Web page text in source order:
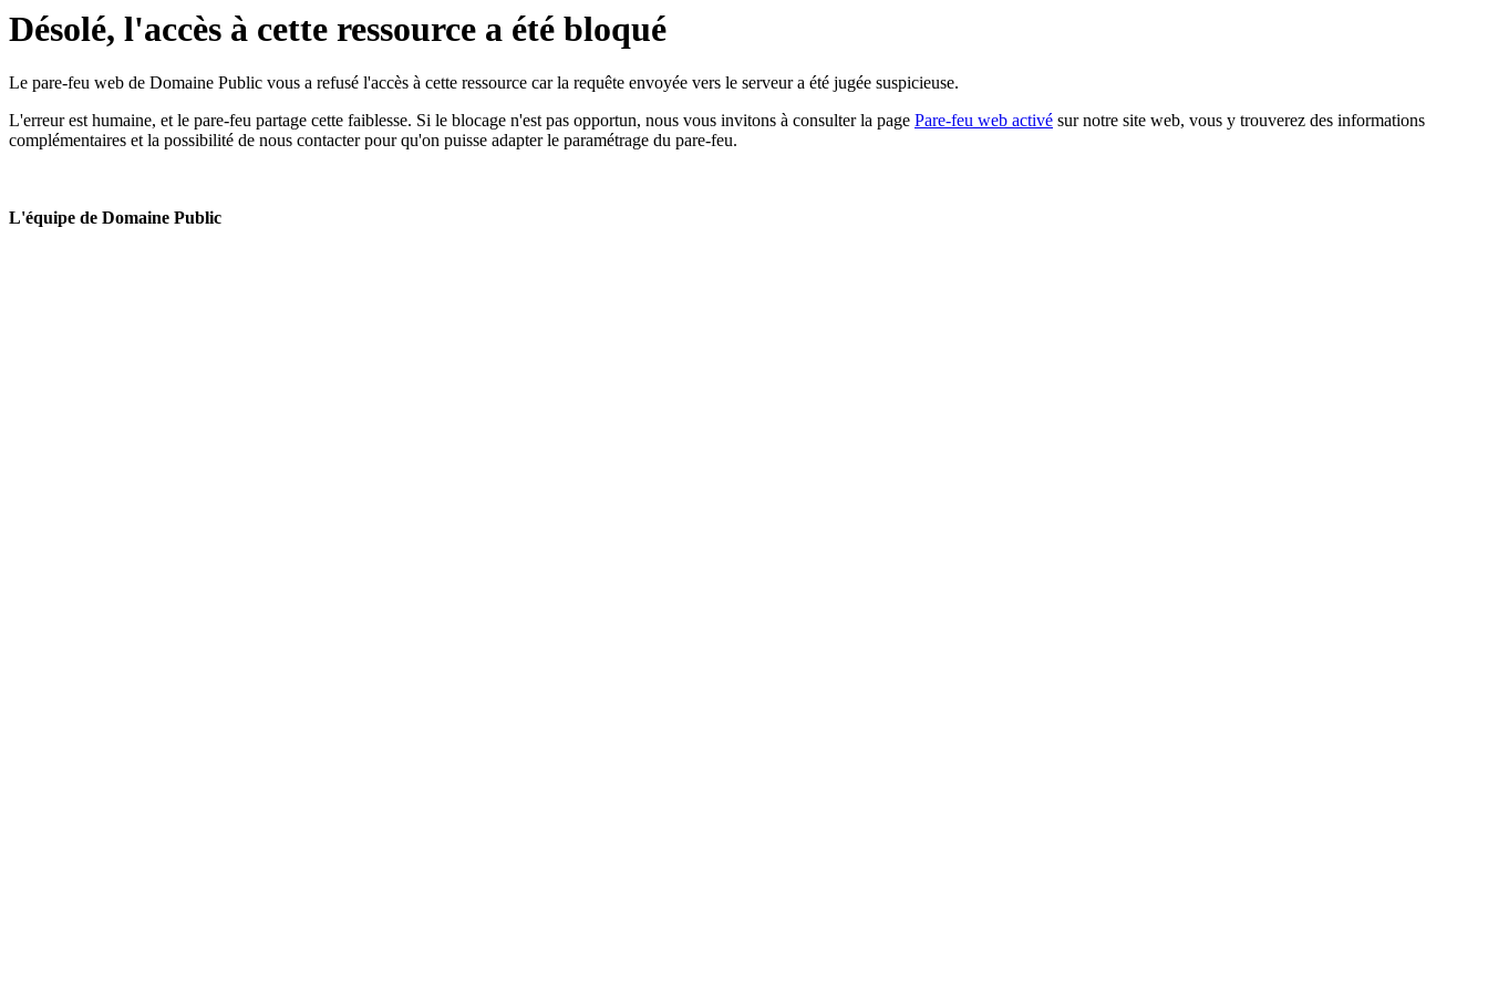
Désolé, l'accès à cette ressource a été bloqué
Le pare-feu web de Domaine Public vous a refusé l'accès à cette ressource car la requête envoyée vers le serveur a été jugée suspicieuse.
L'erreur est humaine, et le pare-feu partage cette faiblesse. Si le blocage n'est pas opportun, nous vous invitons à consulter la page Pare-feu web activé sur notre site web, vous y trouverez des informations
complémentaires et la possibilité de nous contacter pour qu'on puisse adapter le paramétrage du pare-feu.
L'équipe de Domaine Public